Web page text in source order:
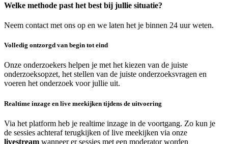
Welke methode past het best bij jullie situatie?
Neem contact met ons op en we laten het je binnen 24 uur weten.
Volledig ontzorgd van begin tot eind
Onze onderzoekers helpen je met het kiezen van de juiste
onderzoeksopzet, het stellen van de juiste onderzoeksvragen en
voeren het onderzoek voor jullie uit.
Realtime inzage en live meekijken tijdens de uitvoering
Via het platform heb je realtime inzage in de voortgang. Zo kun je
de sessies achteraf terugkijken of live meekijken via onze
livestream wanneer er sessies met een moderator worden